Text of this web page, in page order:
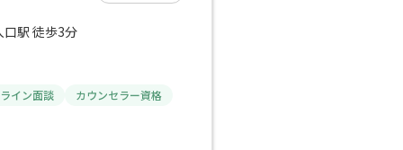
駅 徒歩3分
イン面談 カウンセラー資格